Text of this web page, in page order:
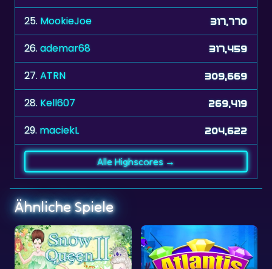
25. MookieJoe 317,770
26.ademar68 317,459
27.ATRN 309,669
28. Kell607 269,419
29. maciekL 204,622
Alle Highscores →
Ähnliche Spiele